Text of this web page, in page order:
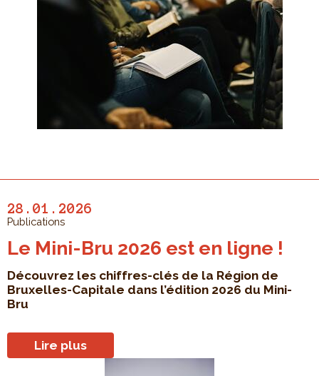
28.01.2026
Publications
Le Mini-Bru 2026 est en ligne !
Découvrez les chiffres-clés de la Région de
Bruxelles-Capitale dans l’édition 2026 du Mini-
Bru
Lire plus